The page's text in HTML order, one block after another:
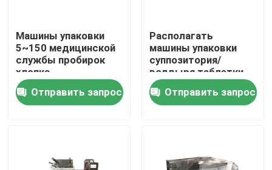
Дом
Машины упаковки
5~150 медицинской
службы пробирок
хлопка
упаковывают/минута
Отправить запрос
Располагать
машины упаковки
суппозитория/
волдыря таблетки
останавливает
функцию
Отправить запрос